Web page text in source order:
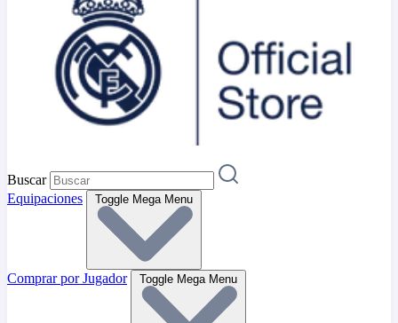
Buscar
Equipaciones
Toggle Mega Menu
Comprar por Jugador Toggle Mega Menu